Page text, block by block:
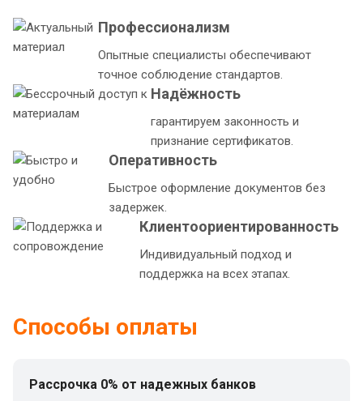
Профессионализм
Опытные специалисты обеспечивают
точное соблюдение стандартов.
Надёжность
гарантируем законность и
признание сертификатов.
Оперативность
Быстрое оформление документов без
задержек.
Клиентоориентированность
Индивидуальный подход и
поддержка на всех этапах.
Способы оплаты
Рассрочка 0% от надежных банков